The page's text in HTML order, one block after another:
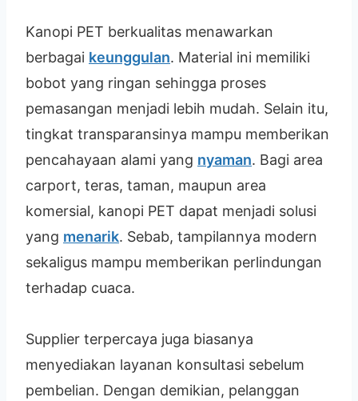
Kanopi PET berkualitas menawarkan
berbagai keunggulan. Material ini memiliki
bobot yang ringan sehingga proses
pemasangan menjadi lebih mudah. Selain itu,
tingkat transparansinya mampu memberikan
pencahayaan alami yang nyaman. Bagi area
carport, teras, taman, maupun area
komersial, kanopi PET dapat menjadi solusi
yang menarik. Sebab, tampilannya modern
sekaligus mampu memberikan perlindungan
terhadap cuaca.
Supplier terpercaya juga biasanya
menyediakan layanan konsultasi sebelum
pembelian. Dengan demikian, pelanggan